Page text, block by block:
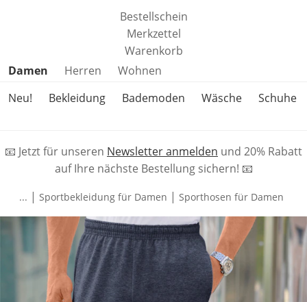
Bestellschein
Merkzettel
Warenkorb
Produktkategorien überspringen
Damen Herren
Wohnen
Neu!
Bekleidung Bademoden Wäsche Schuhe
📧 Jetzt für unseren Newsletter anmelden und 20% Rabatt
auf Ihre nächste Bestellung sichern! 📧
... | Sportbekleidung für Damen | Sporthosen für Damen